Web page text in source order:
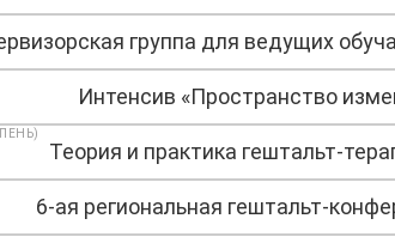
группа для ведущих
Интенсив «Пространство
Теория и практика гештальт-
6-ая региональная гештальт-